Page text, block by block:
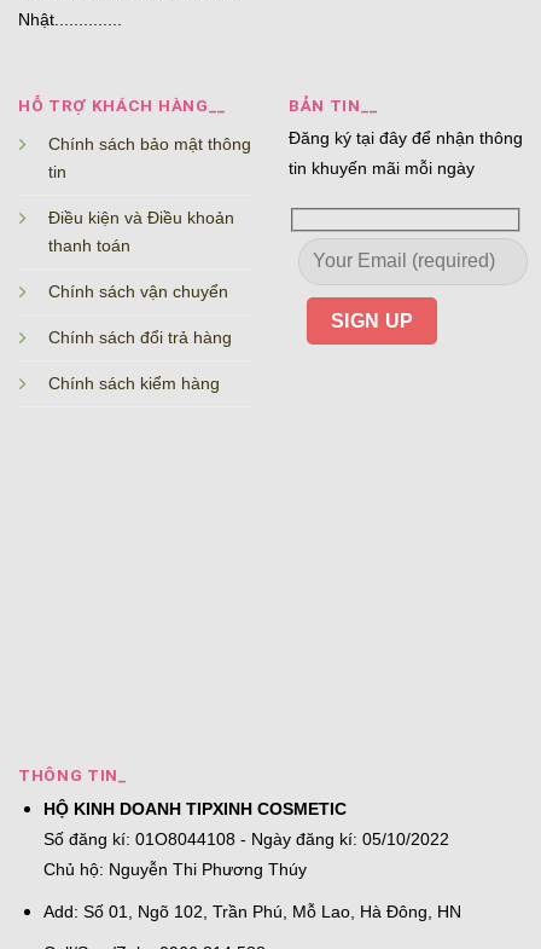
Nhật..............
HỖ TRỢ KHÁCH HÀNG__
Chính sách bảo mật thông
tin
Điều kiện và Điều khoản
thanh toán
Chính sách vận chuyển
Chính sách đổi trả hàng
Chính sách kiểm hàng
BẢN TIN__
Đăng ký tại đây để nhận thông
tin khuyến mãi mỗi ngày
THÔNG TIN_
HỘ KINH DOANH TIPXINH COSMETIC
Số đăng kí: 01O8044108 - Ngày đăng kí: 05/10/2022
Chủ hộ: Nguyễn Thi Phương Thúy
Add: Số 01, Ngõ 102, Trần Phú, Mỗ Lao, Hà Đông, HN